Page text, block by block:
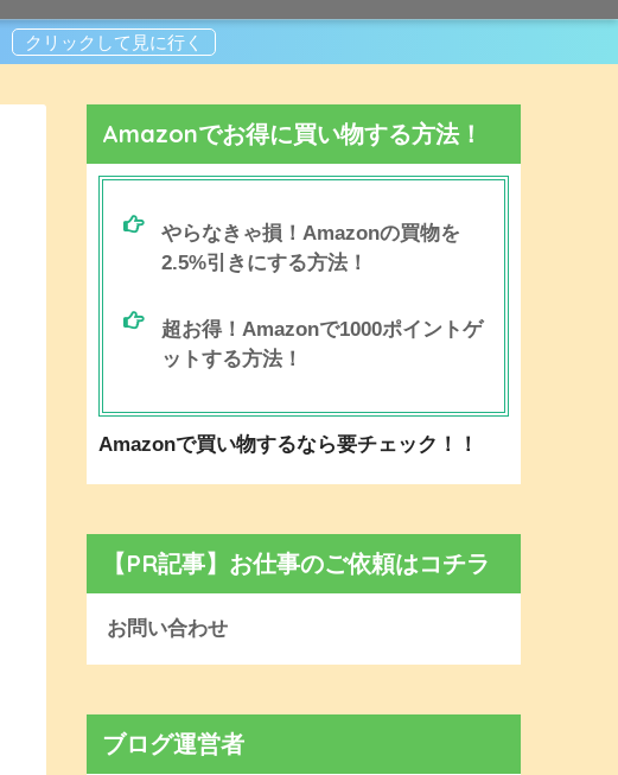
Amazonでお得に買い物する方法！
やらなきゃ損！Amazonの買物を
2.5%引きにする方法！
超お得！Amazonで1000ポイントゲ
ットする方法！
Amazonで買い物するなら要チェック！！
【PR記事】お仕事のご依頼はコチラ
お問い合わせ
ブログ運営者